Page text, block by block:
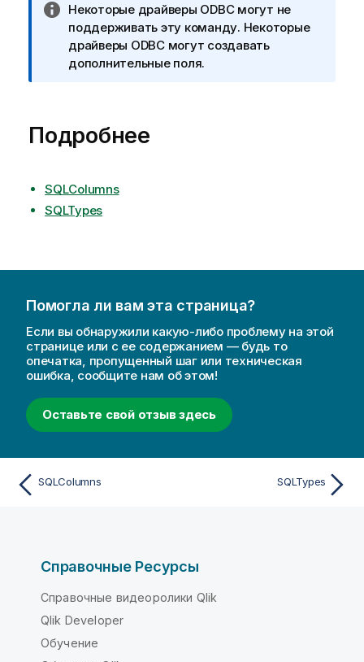
П
р
и
м
н
и
к
и
а
ц
и
и
Некоторые драйверы ODBCмогут не
поддерживать эту команду. Некоторые
драйверы ODBCмогут создавать
дополнительные поля.
Подробнее
SQLColumns
SQLTypes
Помогла ли вам эта страница?
Если вы обнаружили какую-либо проблему на этой
странице или с ее содержанием — будь то
опечатка, пропущенный шаг или техническая
ошибка, сообщите нам об этом!
Оставьте свой отзыв здесь
SQLColumns SQLTypes
Справочные Ресурсы
Справочные видеоролики Qlik
Qlik Developer
Обучение